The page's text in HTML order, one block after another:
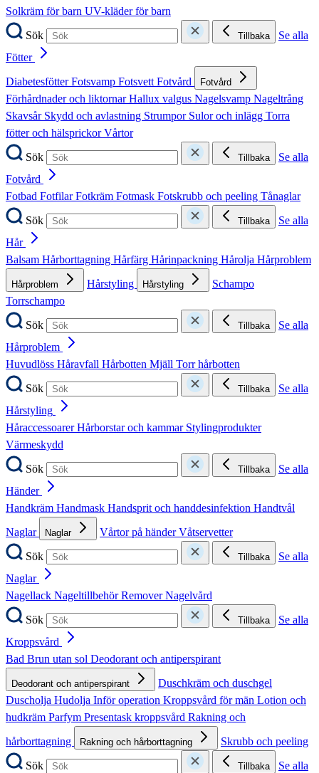
Solkräm för barn UV-kläder för barn
Sök
Tillbaka
Se alla
Fötter
DiabetesfötterFotsvamp FotsvettFotvård Fotvård
Förhårdnader och liktornarHallux valgus Nagelsvamp Nageltrång
Skavsår Skydd och avlastning Strumpor Sulor och inlägg Torra
fötter och hälsprickorVårtor
Sök
Tillbaka
Se alla
Fotvård
Fotbad FotfilarFotkräm Fotmask Fotskrubb och peeling Tånaglar
Sök
Tillbaka
Se alla
Hår
Balsam Hårborttagning Hårfärg Hårinpackning Hårolja Hårproblem
Hårproblem Hårstyling Hårstyling
Schampo
Torrschampo
Sök
Tillbaka
Se alla
Hårproblem
Huvudlöss Håravfall Hårbotten Mjäll Torr hårbotten
Sök
Tillbaka
Se alla
Hårstyling
HåraccessoarerHårborstar och kammar Stylingprodukter
Värmeskydd
Sök
Tillbaka
Se alla
Händer
Handkräm Handmask Handsprit och handdesinfektion Handtvål
Naglar
Naglar Vårtor på händerVåtservetter
Sök
Tillbaka
Se alla
Naglar
Nagellack NageltillbehörRemoverNagelvård
Sök
Tillbaka
Se alla
Kroppsvård
Bad Brun utan sol Deodorant och antiperspirant
Deodorant och antiperspirant
Duschkräm och duschgel
Duscholja Hudolja Inför operation Kroppsvård för män Lotion och
hudkräm Parfym Presentask kroppsvård Rakning och
hårborttagning
Rakning och hårborttagning
Skrubb och peeling
Sök
Tillbaka
Se alla